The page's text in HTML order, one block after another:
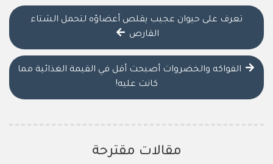
تعرف على حيوان عجيب يقلص أعضاؤه لتحمل الشتاء
القارص
الفواكه والخضروات أصبحت أقل في القيمة الغذائية مما
كانت عليه!
مقالات مقترحة